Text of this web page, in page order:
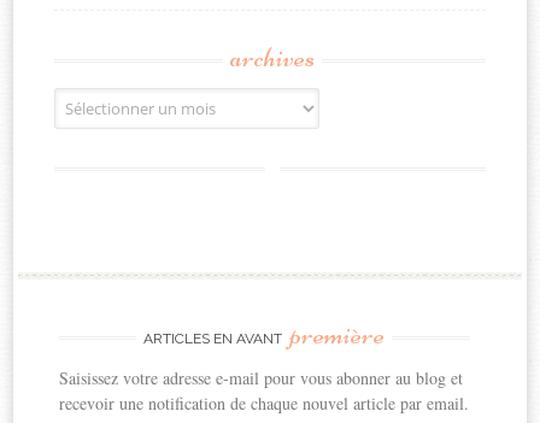
archives
Archives
ARTICLES EN AVANT première
Saisissez votre adresse e-mail pour vous abonner au blog et
recevoir une notification de chaque nouvel article par email.